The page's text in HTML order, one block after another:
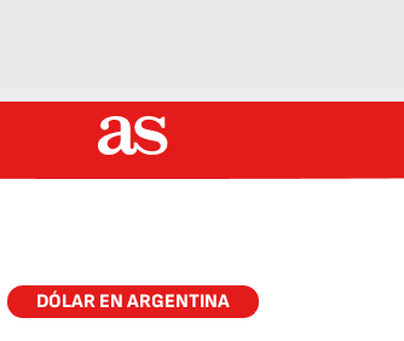
DÓLAR EN ARGENTINA